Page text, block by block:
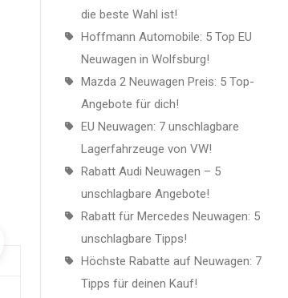
die beste Wahl ist!
Hoffmann Automobile: 5 Top EU
Neuwagen in Wolfsburg!
Mazda 2 Neuwagen Preis: 5 Top-
Angebote für dich!
EU Neuwagen: 7 unschlagbare
Lagerfahrzeuge von VW!
Rabatt Audi Neuwagen – 5
unschlagbare Angebote!
Rabatt für Mercedes Neuwagen: 5
unschlagbare Tipps!
Höchste Rabatte auf Neuwagen: 7
Tipps für deinen Kauf!